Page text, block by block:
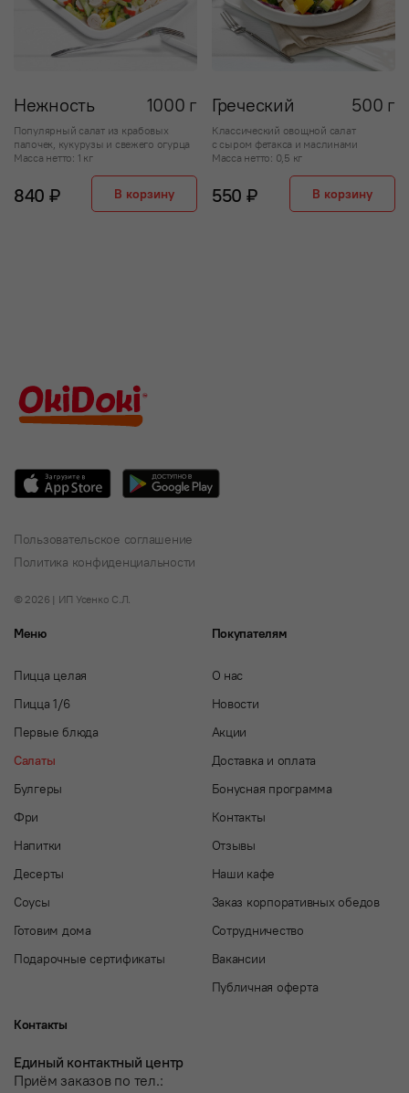
Нежность 1000 г
Популярный салат из крабовых
палочек, кукурузы и свежего огурца
Масса нетто: 1 кг
840 ₽ В корзину
Греческий 500 г
Классический овощной салат
с сыром фетакса и маслинами
Масса нетто: 0,5 кг
550 ₽ В корзину
Пользовательское соглашение
Политика конфиденциальности
© 2026 | ИП Усенко С.Л.
Меню
Пицца целая
Пицца 1/6
Первые блюда
Салаты
Булгеры
Фри
Напитки
Десерты
Соусы
Готовим дома
Подарочные сертификаты
Покупателям
О нас
Новости
Акции
Доставка и оплата
Бонусная программа
Контакты
Отзывы
Наши кафе
Заказ корпоративных обедов
Сотрудничество
Вакансии
Публичная оферта
Контакты
Единый контактный центр
Приём заказов по тел.: